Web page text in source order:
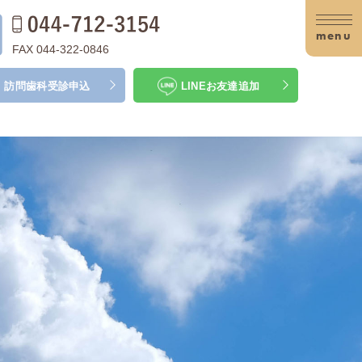
FAX 044-322-0846
訪問歯科受診申込 LINEお友達追加
menu